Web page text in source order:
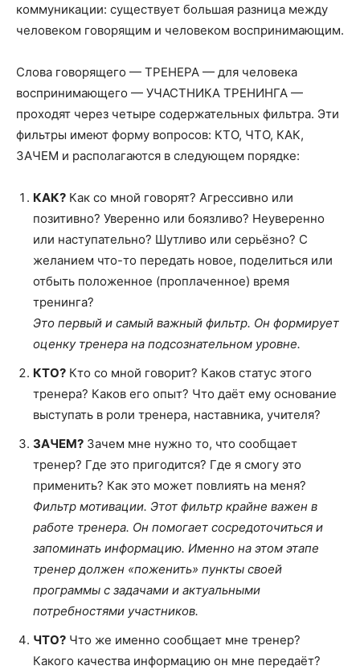
коммуникации: существует большая разница между
человеком говорящим и человеком воспринимающим.
Слова говорящего — ТРЕНЕРА — для человека
воспринимающего — УЧАСТНИКА ТРЕНИНГА —
проходят через четыре содержательных фильтра. Эти
фильтры имеют форму вопросов: КТО, ЧТО, КАК,
ЗАЧЕМ и располагаются в следующем порядке:
КАК? Как со мной говорят? Агрессивно или
позитивно? Уверенно или боязливо? Неуверенно
или наступательно? Шутливо или серьёзно? С
желанием что-то передать новое, поделиться или
отбыть положенное (проплаченное) время
тренинга?
Это первый и самый важный фильтр. Он формирует
оценку тренера на подсознательном уровне.
КТО? Кто со мной говорит? Каков статус этого
тренера? Каков его опыт? Что даёт ему основание
выступать в роли тренера, наставника, учителя?
ЗАЧЕМ? Зачем мне нужно то, что сообщает
тренер? Где это пригодится? Где я смогу это
применить? Как это может повлиять на меня?
Фильтр мотивации. Этот фильтр крайне важен в
работе тренера. Он помогает сосредоточиться и
запоминать информацию. Именно на этом этапе
тренер должен «поженить» пункты своей
программы с задачами и актуальными
потребностями участников.
ЧТО? Что же именно сообщает мне тренер?
Какого качества информацию он мне передаёт?